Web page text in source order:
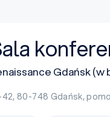
Gdańsk (w
80-748 Gdańsk,